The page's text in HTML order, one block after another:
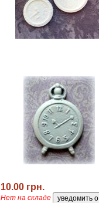
10.00 грн.
Нет на складе